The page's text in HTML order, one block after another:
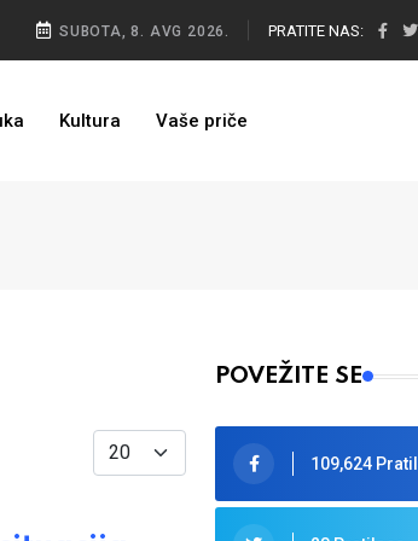
SUBOTA, 8. AVG 2026. PRATITE NAS:
Kultura Vaše priče
Display #
POVEŽITE SE
109,624